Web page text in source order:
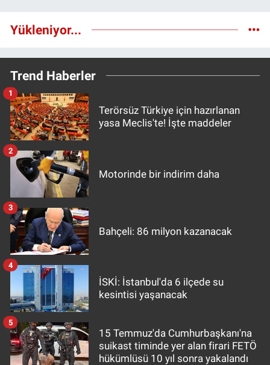
Yükleniyor...
Trend Haberler
Terörsüz Türkiye için hazırlanan
yasa Meclis'te! İşte maddeler
1
Motorinde bir indirim daha
2
Bahçeli: 86 milyon kazanacak
3
İSKİ: İstanbul'da 6 ilçede su
kesintisi yaşanacak
4
15 Temmuz'da Cumhurbaşkanı'na
suikast timinde yer alan firari FETÖ
hükümlüsü 10 yıl sonra yakalandı
5